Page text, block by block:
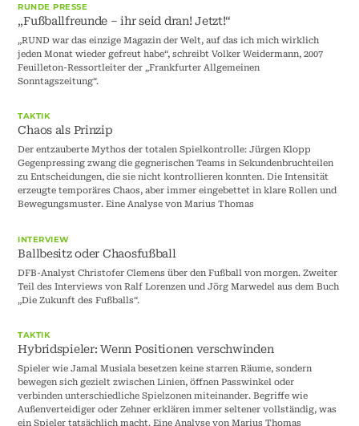
RUNDE PRESSE
„Fußballfreunde – ihr seid dran! Jetzt!“
„RUND war das einzige Magazin der Welt, auf das ich mich wirklich
jeden Monat wieder gefreut habe“, schreibt Volker Weidermann, 2007
Feuilleton-Ressortleiter der „Frankfurter Allgemeinen
Sonntagszeitung“.
TAKTIK
Chaos als Prinzip
Der entzauberte Mythos der totalen Spielkontrolle: Jürgen Klopp
Gegenpressing zwang die gegnerischen Teams in Sekundenbruchteilen
zu Entscheidungen, die sie nicht kontrollieren konnten. Die Intensität
erzeugte temporäres Chaos, aber immer eingebettet in klare Rollen und
Bewegungsmuster. Eine Analyse von Marius Thomas
INTERVIEW
Ballbesitz oder Chaosfußball
DFB-Analyst Christofer Clemens über den Fußball von morgen. Zweiter
Teil des Interviews von Ralf Lorenzen und Jörg Marwedel aus dem Buch
„Die Zukunft des Fußballs“.
TAKTIK
Hybridspieler: Wenn Positionen verschwinden
Spieler wie Jamal Musiala besetzen keine starren Räume, sondern
bewegen sich gezielt zwischen Linien, öffnen Passwinkel oder
verbinden unterschiedliche Spielzonen miteinander. Begriffe wie
Außenverteidiger oder Zehner erklären immer seltener vollständig, was
ein Spieler tatsächlich macht. Eine Analyse von Marius Thomas